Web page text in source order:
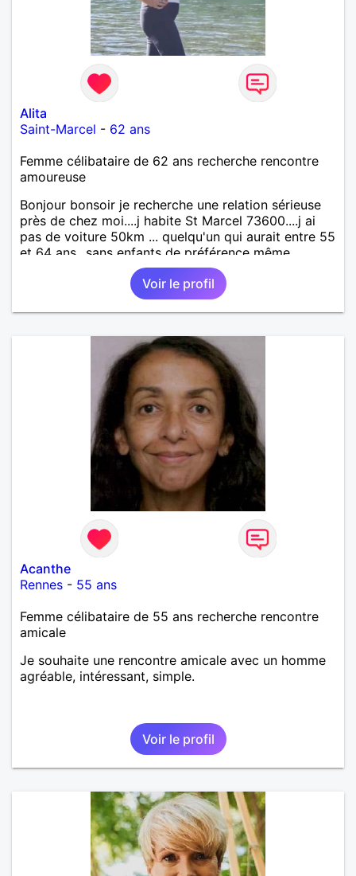
Alita
Saint-Marcel - 62 ans
Femme célibataire de 62 ans recherche rencontre
amoureuse
Bonjour bonsoir je recherche une relation sérieuse
près de chez moi....j habite St Marcel 73600....j ai
pas de voiture 50km ... quelqu'un qui aurait entre 55
et 64 ans...sans enfants de préférence même
adultes et qui n aurait garder aucun contact avec
une où plusieurs ex...si vous correspondez à ma
recherche ecrivez moi je vous répondrai...
Voir le profil
Acanthe
Rennes - 55 ans
Femme célibataire de 55 ans recherche rencontre
amicale
Je souhaite une rencontre amicale avec un homme
agréable, intéressant, simple.
Voir le profil